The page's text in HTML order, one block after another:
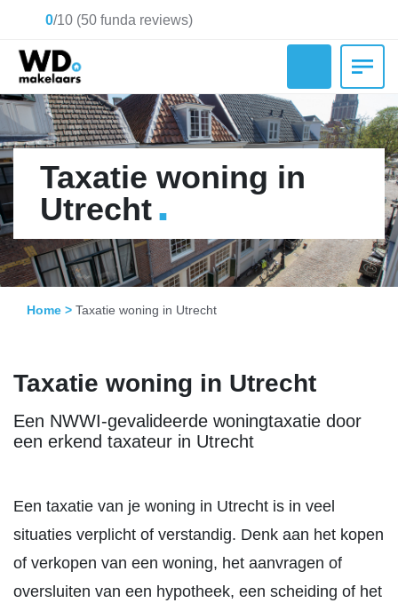
0/10 (50 funda reviews)
Taxatie woning in
Utrecht.
Home > Taxatie woning in Utrecht
Taxatie woning in Utrecht
Een NWWI-gevalideerde woningtaxatie door
een erkend taxateur in Utrecht
Een taxatie van je woning in Utrecht is in veel
situaties verplicht of verstandig. Denk aan het kopen
of verkopen van een woning, het aanvragen of
oversluiten van een hypotheek, een scheiding of het